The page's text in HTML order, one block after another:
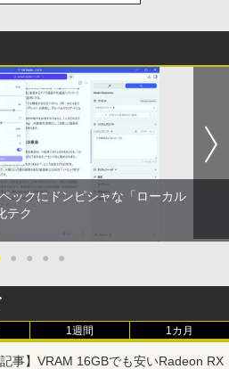
ックにドンピシャな「ローカル
テク
● ● ● ●
1週間 1カ月
事】VRAM 16GBでも安いRadeon RX